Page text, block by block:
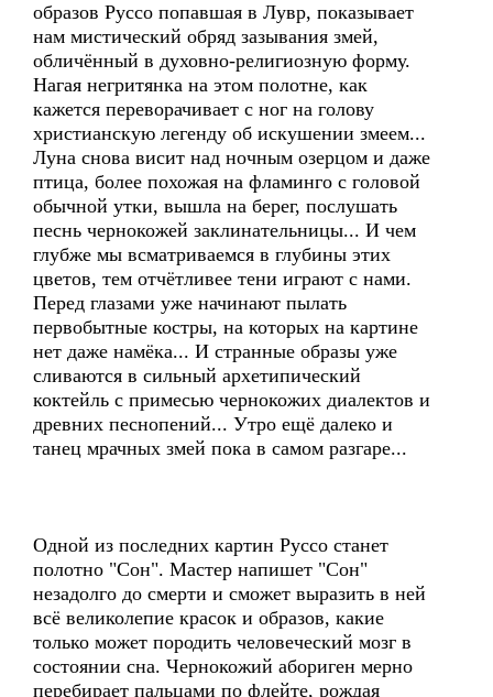
образов Руссо попавшая в Лувр, показывает
нам мистический обряд зазывания змей,
обличённый в духовно-религиозную форму.
Нагая негритянка на этом полотне, как
кажется переворачивает с ног на голову
христианскую легенду об искушении змеем...
Луна снова висит над ночным озерцом и даже
птица, более похожая на фламинго с головой
обычной утки, вышла на берег, послушать
песнь чернокожей заклинательницы... И чем
глубже мы всматриваемся в глубины этих
цветов, тем отчётливее тени играют с нами.
Перед глазами уже начинают пылать
первобытные костры, на которых на картине
нет даже намёка... И странные образы уже
сливаются в сильный архетипический
коктейль с примесью чернокожих диалектов и
древних песнопений... Утро ещё далеко и
танец мрачных змей пока в самом разгаре...
Одной из последних картин Руссо станет
полотно "Сон". Мастер напишет "Сон"
незадолго до смерти и сможет выразить в ней
всё великолепие красок и образов, какие
только может породить человеческий мозг в
состоянии сна. Чернокожий абориген мерно
перебирает пальцами по флейте, рождая